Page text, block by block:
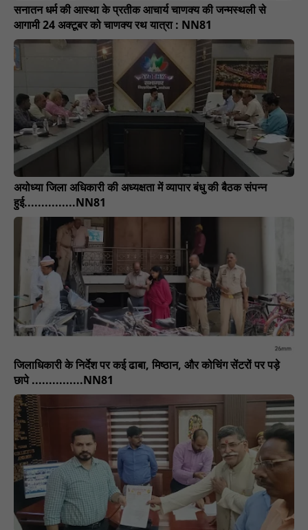
सनातन धर्म की आस्था के प्रतीक आचार्य चाणक्य की जन्मस्थली से
आगामी 24 अक्टूबर को चाणक्य रथ यात्रा : NN81
अयोध्या जिला अधिकारी की अध्यक्षता में व्यापार बंधु की बैठक संपन्न
हुई...............NN81
जिलाधिकारी के निर्देश पर कई ढाबा, मिष्ठान, और कोचिंग सेंटरों पर पड़े
छापे ...............NN81